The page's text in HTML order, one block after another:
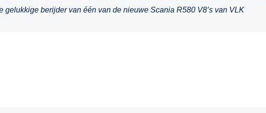
gelukkige berijder van één van de nieuwe Scania R580 V8’s van VLK